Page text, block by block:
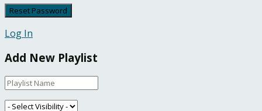
Log In
Add New Playlist